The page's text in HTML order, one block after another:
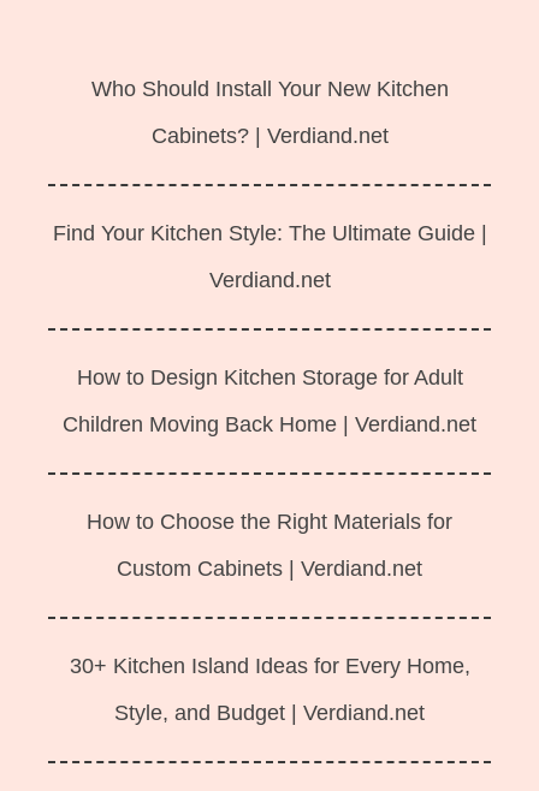
Who Should Install Your New Kitchen
Cabinets? | Verdiand.net
Find Your Kitchen Style: The Ultimate Guide |
Verdiand.net
How to Design Kitchen Storage for Adult
Children Moving Back Home | Verdiand.net
How to Choose the Right Materials for
Custom Cabinets | Verdiand.net
30+ Kitchen Island Ideas for Every Home,
Style, and Budget | Verdiand.net